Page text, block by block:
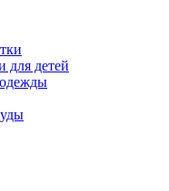
для детей
одежды